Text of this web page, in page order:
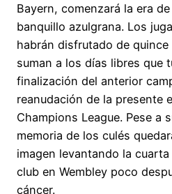
Bayern, comenzará la era
banquillo azulgrana. Los
habrán disfrutado de
suman a los días libres que
finalización del anterior
reanudación de la presente
Champions League. Pese a
memoria de los culés
imagen levantando la
club en Wembley poco
cáncer.